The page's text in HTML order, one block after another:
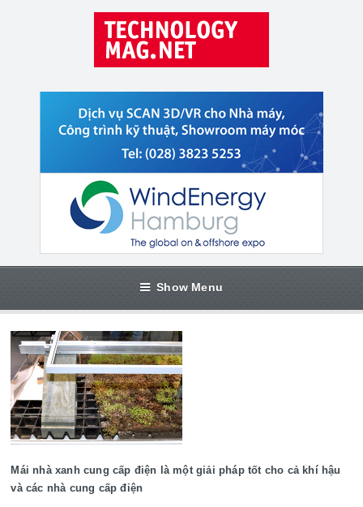
Show Menu
Mái nhà xanh cung cấp điện là một giải pháp tốt cho cả khí hậu
và các nhà cung cấp điện